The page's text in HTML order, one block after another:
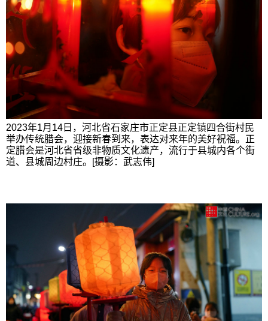
2023年1月14日，河北省石家庄市正定县正定镇四合街村民
举办传统腊会，迎接新春到来，表达对来年的美好祝福。正
定腊会是河北省省级非物质文化遗产，流行于县城内各个街
道、县城周边村庄。[摄影：武志伟]